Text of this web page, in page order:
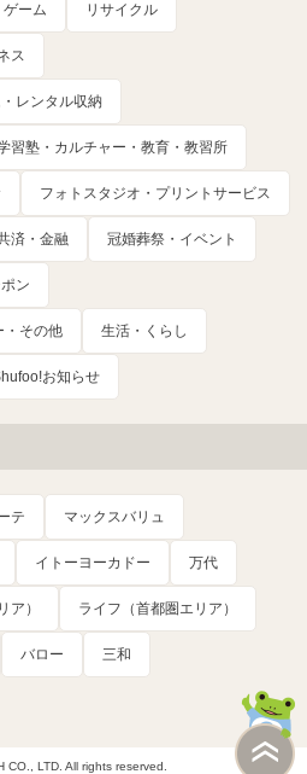
ーム リサイクル
ス
レンタル収納
習塾・カルチャー・教育・教習所
フォトスタジオ・プリントサービス
済・金融 冠婚葬祭・イベント
ン
・その他 生活・くらし
お知らせ
テ マックスバリュ
イトーヨーカドー 万代
ア） ライフ（首都圏エリア）
バロー 三和
CO., LTD. All rights reserved.